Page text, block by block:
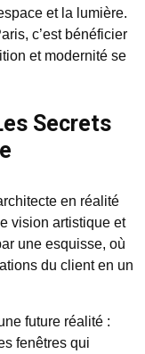
et la lumière.
c’est bénéficier
et modernité se
Secrets
en réalité
vision artistique et
une esquisse, où
du client en un
future réalité :
fenêtres qui